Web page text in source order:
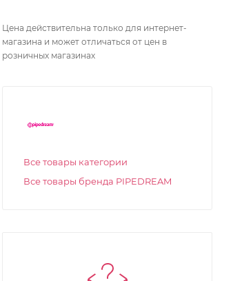
Цена действительна только для интернет-
магазина и может отличаться от цен в
розничных магазинах
Все товары категории
Все товары бренда PIPEDREAM